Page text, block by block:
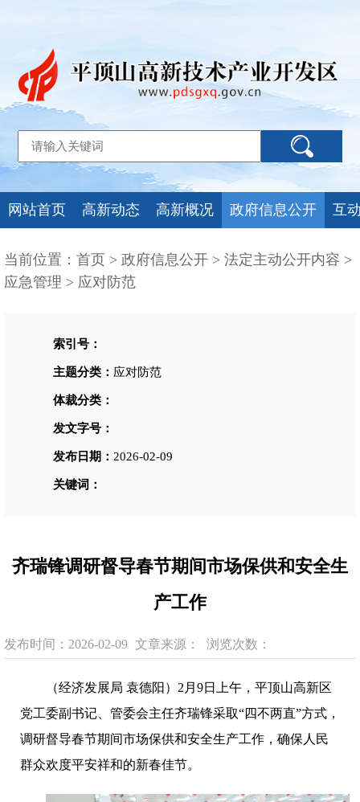
网站首页 高新动态 高新概况 政府信息公开 互
当前位置： 首页 > 政府信息公开 > 法定主动公开内容 >
应急管理 > 应对防范
索引号：
主题分类： 应对防范
体裁分类：
发文字号：
发布日期： 2026-02-09
关键词：
齐瑞锋调研督导春节期间市场保供和安全生
产工作
发布时间：2026-02-09 文章来源： 浏览次数：
（经济发展局 袁德阳 ） 2 月 9日上午， 平顶山高新区
党工委副书记、管委会主任齐瑞锋采取“四不两直”方式，
调研督导春节期间市场保供和安全生产工作，确保人民
群众欢度平安祥和的新春佳节。